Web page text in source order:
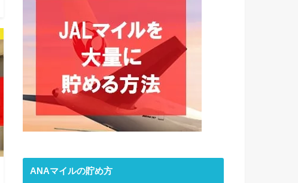
ANAマイルの貯め方